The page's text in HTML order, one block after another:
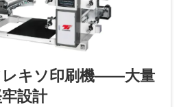
レキソ印刷機――大量
設計